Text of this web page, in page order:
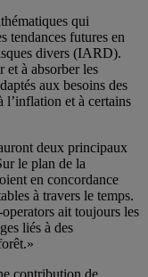
qui
tendances futures en
divers (IARD).
et à absorber les
aux besoins des
l’inflation et à certains
deux principaux
le plan de la
en concordance
à travers le temps.
ait toujours les
liés à des